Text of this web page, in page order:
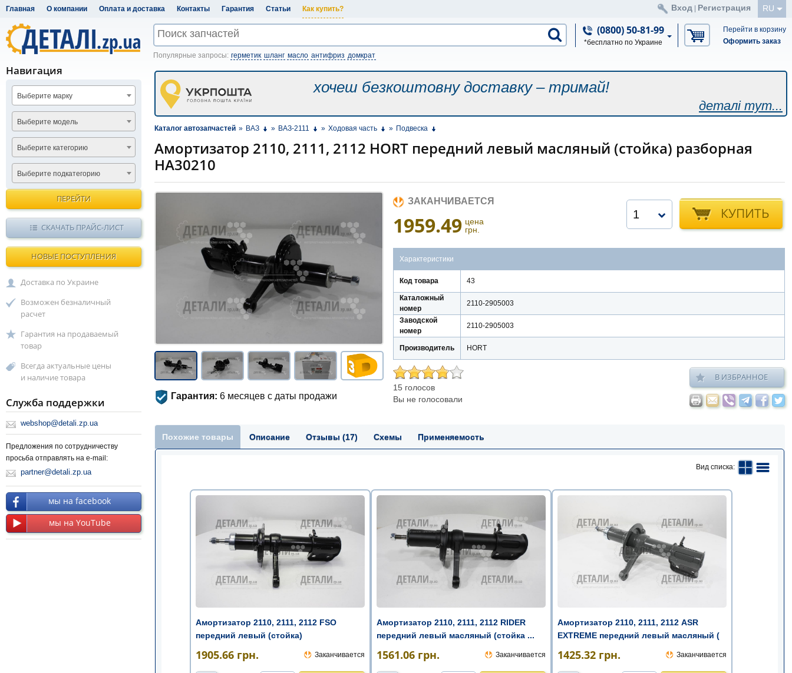
Главная О компании Оплата и доставка Контакты Гарантия Статьи Как купить? RU
Вход Регистрация
(0800) 50-81-99
*бесплатно по Украине
Перейти в корзину
Оформить заказ
Популярные запросы: герметик шланг масло антифриз домкрат
хочеш безкоштовну доставку – тримай!
деталі тут...
Каталог автозапчастей » ВАЗ » ВАЗ-2111 » Ходовая часть » Подвеска
Амортизатор 2110, 2111, 2112 HORT передний левый масляный (стойка) разборная
HA30210
Гарантия: 6 месяцев с даты продажи
ЗАКАНЧИВАЕТСЯ
1959.49 цена
грн.
КУПИТЬ
1
Характеристики
Код товара 43
Каталожный
номер
2110-2905003
Заводской
номер
2110-2905003
Производитель HORT
15 голосов
Вы не голосовали
В ИЗБРАННОЕ
Похожие товары Описание Отзывы (17) Схемы Применяемость
Вид списка:
Амортизатор 2110, 2111, 2112 FSO
передний левый (стойка)
1905.66 грн. Заканчивается
Амортизатор 2110, 2111, 2112 RIDER
передний левый масляный (стойка ...
1561.06 грн. Заканчивается
Амортизатор 2110, 2111, 2112 ASR
EXTREME передний левый масляный (
1425.32 грн. Заканчивается
Навигация
Выберите марку
Выберите модель
Выберите категорию
Выберите подкатегорию
ПЕРЕЙТИ
СКАЧАТЬ ПРАЙС-ЛИСТ
НОВЫЕ ПОСТУПЛЕНИЯ
Доставка по Украине
Возможен безналичный
расчет
Гарантия на продаваемый
товар
Всегда актуальные цены
и наличие товара
Служба поддержки
webshop@detali.zp.ua
Предложения по сотрудничеству
просьба отправлять на e-mail:
partner@detali.zp.ua
мы на facebook
мы на YouTube